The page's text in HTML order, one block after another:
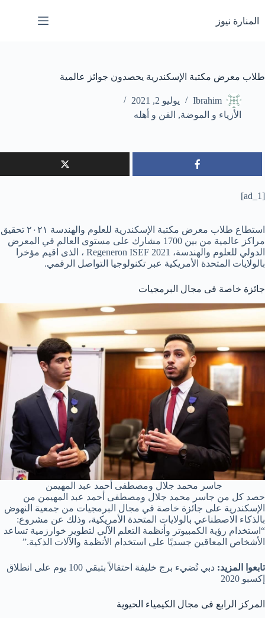
إلى
المحتوى
المنارة نيوز
طلاب معرض مكتبة الإسكندرية يحصدون جوائز عالمية
Ibrahim
يوليو 2, 2021
الأزياء و الموضة, الفن و أهله
[ad_1]
استطاع طلاب معرض مكتبة الإسكندرية للعلوم والهندسة ٢٠٢١ تحقيق
مراكز عالمية من بين 1700 مشارك على مستوى العالم في المعرض
الدولي للعلوم والهندسة، Regeneron ISEF 2021 ، الذى اقيم مؤخرا
بالولايات المتحدة الأمريكية عبر تكنولوجيا التواصل الرقمي.
جائزة خاصة فى مجال البرمجيات
جاسر محمد جلال ومصطفى أحمد عبد المهيمن
حصد كل من جاسر محمد جلال ومصطفى أحمد عبد المهيمن من
الإسكندرية على جائزة خاصة في مجال البرمجيات من جمعية النهوض
بالذكاء الاصطناعي بالولايات المتحدة الأمريكية، وذلك عن مشروع:
“استخدام رؤية الكمبيوتر وأنظمة التعلم الآلي لتطوير خوارزمية تساعد
الأشخاص المعاقين جسديًا على استخدام الأنظمة والآلات الذكية.”
تابعوا المزيد:
دبي تُضيء برج خليفة احتفالاً بتبقي 100 يوم على انطلاق
إكسبو 2020
المركز الرابع فى مجال الكيمياء الحيوية